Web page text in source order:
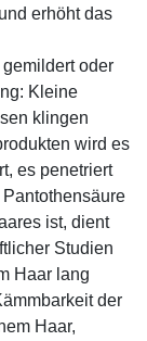
erhöht das
oder
Kleine
klingen
wird es
es penetriert
ist, dient
Studien
Haar lang
der
Haar,